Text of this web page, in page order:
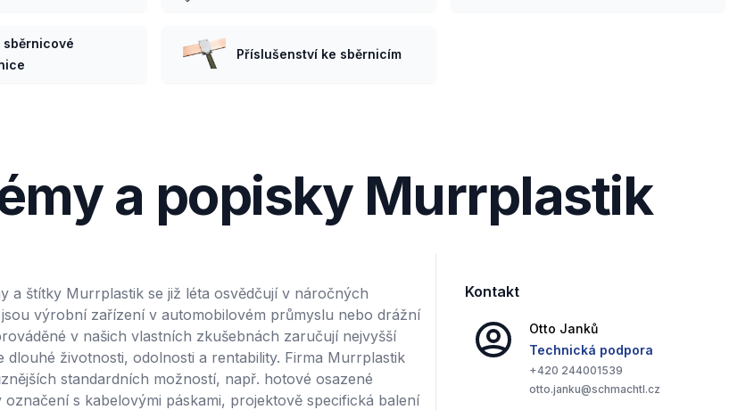
sběrnicové
Příslušenství ke sběrnicím
a popisky Murrplastik
a štítky Murrplastik se již léta osvědčují v náročných
výrobní zařízení v automobilovém průmyslu nebo drážní
v našich vlastních zkušebnách zaručují nejvyšší
dlouhé životnosti, odolnosti a rentability. Firma Murrplastik
standardních možností, např. hotové osazené
označení s kabelovými páskami, projektově specifická balení
Kontakt
Otto Janků
Technická podpora
+420 244001539
otto.janku@schmachtl.cz